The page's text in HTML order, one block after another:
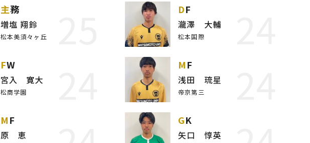
主務
増塩 翔鈴
松本美須々ヶ丘
DF
瀧澤 大輔
松本国際
FW
宮入 寛大
松商学園
MF
浅田 琉星
帝京第三
MF
原 恵
GK
矢口 惇英